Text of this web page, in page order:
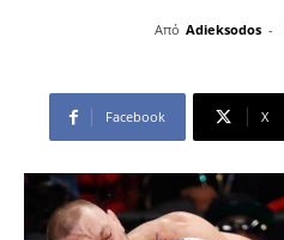
Από Adieksodos -
Facebook X